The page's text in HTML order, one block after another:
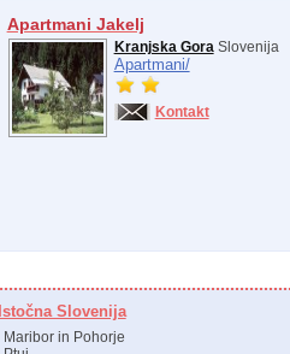
Apartmani Jakelj
Kranjska GoraSlovenija
Apartmani/
Kontakt
Istočna Slovenija
Maribor in Pohorje